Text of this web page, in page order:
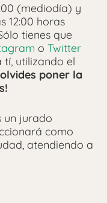
(mediodía) y
12:00 horas
tienes que
o Twitter
tí, utilizando el
poner la
un jurado
como
atendiendo a